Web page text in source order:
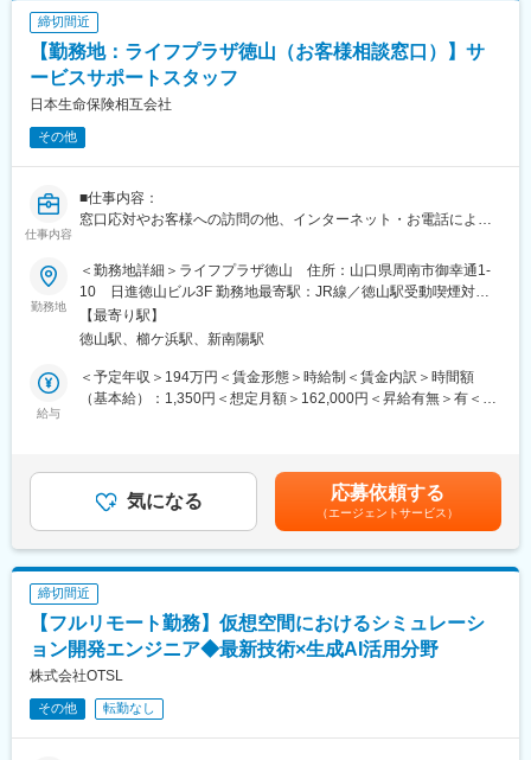
サービスコーディネーター(サービスサポートスタッフ)の採用募集
に際し、当社が応募者の方々より取得した個人情報につきまして
は、当社採用募集に関する業務にのみ使用させていただきます。
ただし、当社に入社された場合は、入社後の雇用管理等にも使用
させていただきます。(なお、入社に至らなかった場合は、当社が
取得した個人情報については、当社で責任を持って廃棄いたしま
変更の範囲：無
締切間近
【勤務地：ライフプラザ徳山（お客様相談窓口）】サ
ービスサポートスタッフ
日本生命保険相互会社
その他
仕事内容
■仕事内容：
窓口応対やお客様への訪問の他、インターネット・お電話による
ビス及び営業
■労働契約補足：
まずはサービスサポートスタッフ(パート職制／３ヵ月毎に契約更
新)として採用します。パート職制を経て、お客様へのコンサルテ
ィングに必要な基礎知識・基礎スキルを習得し勤務良好の場合、
サービスコーディネーター(正職員)への登用※となります。
※本人希望・業務習熟度・勤務実態等に応じて、サービスコーディ
ネーターへの登用有無及び登用時期は異なります。
【期間の定め】無
【初任給月額】211,000円
【就業時間】9:00～17:00(休憩1時間)
サービスコーディネーター(サービスサポートスタッフ)の採用募集
に際し、当社が応募者の方々より取得した個人情報につきまして
は、当社採用募集に関する業務にのみ使用させていただきます。
ただし、当社に入社された場合は、入社後の雇用管理等にも使用
させていただきます。(なお、入社に至らなかった場合は、当社が
す。)
勤務地
＜勤務地詳細＞ライフプラザ徳山 住所：山口県周南市御幸通1-
10 日進徳山ビル3F 勤務地最寄駅：JR線／徳山駅受動喫煙対
策：屋内全面禁煙変更の範囲：会社の定める事業所
【最寄り駅】
徳山駅、櫛ケ浜駅、新南陽駅
給与
＜予定年収＞194万円＜賃金形態＞時給制＜賃金内訳＞時間額
（基本給）：1,350円＜想定月額＞162,000円＜昇給有無＞有＜残
は、職務内容欄参照。賃金はあくまでも目安の金額であり、選考
を通じて上下する可能性があります。月給(月額)は固定手当を含め
気になる 応募依頼する
（エージェントサービス）
締切間近
【フルリモート勤務】仮想空間におけるシミュレーシ
ョン開発エンジニア◆最新技術×生成AI活用分野
株式会社OTSL
その他 転勤なし